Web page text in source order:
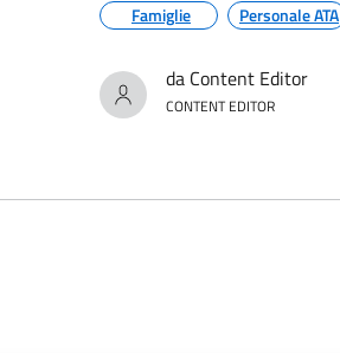
Famiglie
Personale ATA
da Content Editor
CONTENT EDITOR